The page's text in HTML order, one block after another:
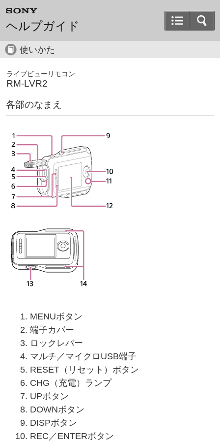
ヘルプガイド
使いかた
ライブビューリモコン
RM-LVR2
各部のなまえ
MENUボタン
端子カバー
ロックレバー
マルチ／マイクロUSB端子
RESET（リセット）ボタン
CHG（充電）ランプ
UPボタン
DOWNボタン
DISPボタン
REC／ENTERボタン